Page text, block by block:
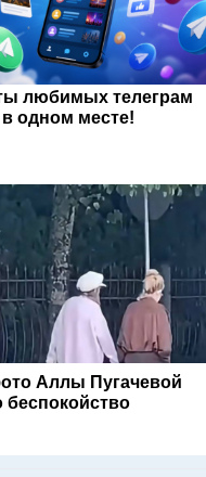
любимых телеграм
в одном месте!
Аллы Пугачевой
беспокойство